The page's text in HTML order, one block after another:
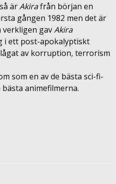
ärAkirafrån början en
gången 1982 men det är
verkligen gavAkira
i ett post-apokalyptiskt
av korruption, terrorism
som en av de bästa sci-fi-
animefilmerna.